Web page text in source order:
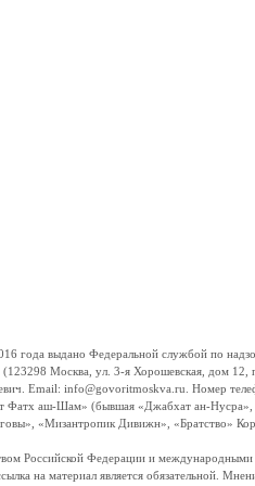
выдано Федеральной службой по
Москва, ул. 3-я Хорошевская, дом 12,
Email: info@govoritmoskva.ru. Номер
Фатх аш-Шам» (бывшая «Джабхат ан-
«Мизантропик Дивижн», «Братство»
Российской Федерации и
на материал является обязательной.